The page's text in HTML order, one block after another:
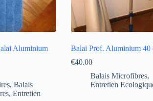
Aluminium
, Balais
, Entretien
Balai Prof. Aluminium 40
€40.00
Balais Microfibres,
Entretien